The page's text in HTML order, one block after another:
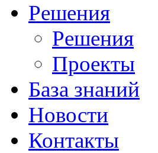
Решения
Решения
Проекты
База знаний
Новости
Контакты